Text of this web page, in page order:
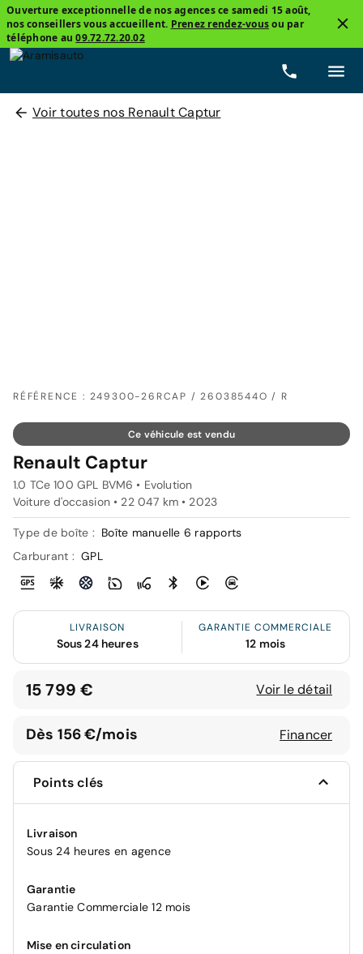
Ouverture exceptionnelle de nos agences ce samedi 15 août,
nos conseillers vous accueillent. Prenez rendez-vousou par
téléphone au09.72.72.20.02
Voir toutes nos Renault Captur
RÉFÉRENCE : 249300-26RCAP / 26038544O / R
Ce véhicule est vendu
Renault Captur
1.0 TCe 100 GPL BVM6 • Evolution
Voiture d'occasion • 22 047 km • 2023
Type de boîte : Boîte manuelle 6 rapports
Carburant : GPL
LIVRAISON
Sous 24 heures
GARANTIE COMMERCIALE
12 mois
15 799 € Voir le détail
Dès 156 €/mois Financer
Points clés
Livraison
Sous 24 heures en agence
Garantie
Garantie Commerciale 12 mois
Mise en circulation